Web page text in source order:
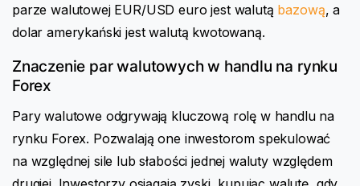
parze walutowej EUR/USD euro jest walutą bazową, a
dolar amerykański jest walutą kwotowaną.
Znaczenie par walutowych w handlu na rynku
Forex
Pary walutowe odgrywają kluczową rolę w handlu na
rynku Forex. Pozwalają one inwestorom spekulować
na względnej sile lub słabości jednej waluty względem